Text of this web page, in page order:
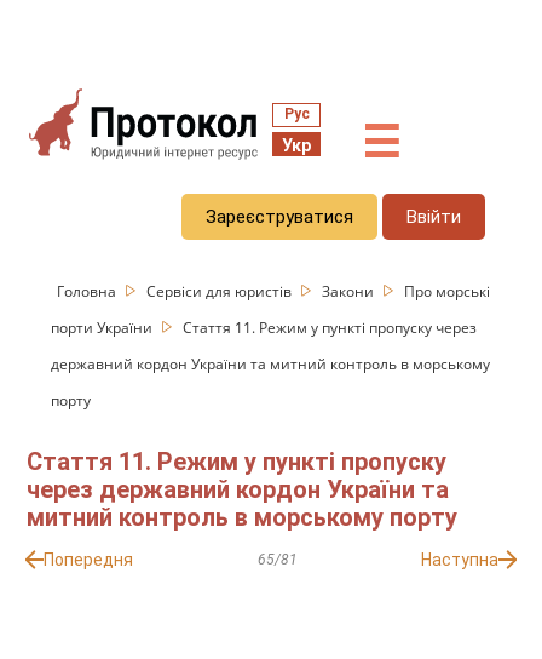
Рус
Укр ☰
Зареєструватися Ввійти
Головна Сервіси для юристів Закони
Про морські
порти України
Стаття 11. Режим у пункті пропуску через
державний кордон України та митний контроль в морському
порту
Стаття 11. Режим у пункті пропуску
через державний кордон України та
митний контроль в морському порту
Попередня 65/81 Наступна